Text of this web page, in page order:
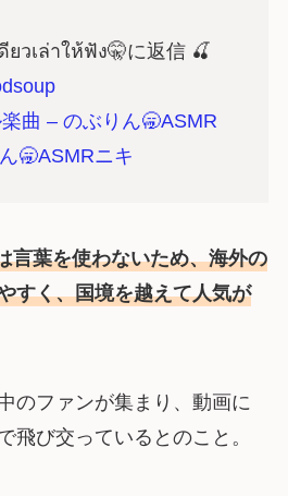
ยวเล่าให้ฟัง🤫に返信 🍒
曲 – のぶりん🥱ASMR
🥱ASMRニキ
言葉を使わないため、海外の
すく、国境を越えて人気が
のファンが集まり、動画に
飛び交っているとのこと。